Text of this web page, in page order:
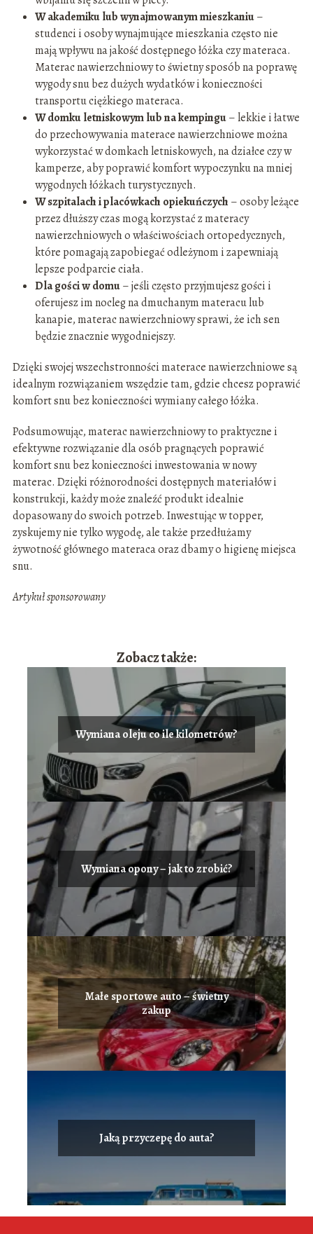
W akademiku lub wynajmowanym mieszkaniu–
studenci i osoby wynajmujące mieszkania często nie
mają wpływu na jakość dostępnego łóżka czy materaca.
Materac nawierzchniowy to świetny sposób na poprawę
wygody snu bez dużych wydatków i konieczności
transportu ciężkiego materaca.
W domku letniskowym lub na kempingu– lekkie i łatwe
do przechowywania materace nawierzchniowe można
wykorzystać w domkach letniskowych, na działce czy w
kamperze, aby poprawić komfort wypoczynku na mniej
wygodnych łóżkach turystycznych.
W szpitalach i placówkach opiekuńczych– osoby leżące
przez dłuższy czas mogą korzystać z materacy
nawierzchniowych o właściwościach ortopedycznych,
które pomagają zapobiegać odleżynom i zapewniają
lepsze podparcie ciała.
Dla gości w domu– jeśli często przyjmujesz gości i
oferujesz im nocleg na dmuchanym materacu lub
kanapie, materac nawierzchniowy sprawi, że ich sen
będzie znacznie wygodniejszy.
Dzięki swojej wszechstronności materace nawierzchniowe są
idealnym rozwiązaniem wszędzie tam, gdzie chcesz poprawić
komfort snu bez konieczności wymiany całego łóżka.
Podsumowując, materac nawierzchniowy to praktyczne i
efektywne rozwiązanie dla osób pragnących poprawić
komfort snu bez konieczności inwestowania w nowy
materac. Dzięki różnorodności dostępnych materiałów i
konstrukcji, każdy może znaleźć produkt idealnie
dopasowany do swoich potrzeb. Inwestując w topper,
zyskujemy nie tylko wygodę, ale także przedłużamy
żywotność głównego materaca oraz dbamy o higienę miejsca
snu.
Artykuł sponsorowany
Zobacz także:
Wymiana oleju co ile kilometrów?
Wymiana opony – jak to zrobić?
Małe sportowe auto – świetny
zakup
Jaką przyczepę do auta?